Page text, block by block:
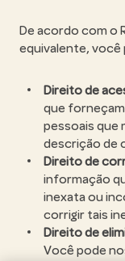
De acordo com o
equivalente,
Direito de
que
pessoais que
descrição de
Direito de
informação
inexata ou
corrigir tais
Direito de
Você pode